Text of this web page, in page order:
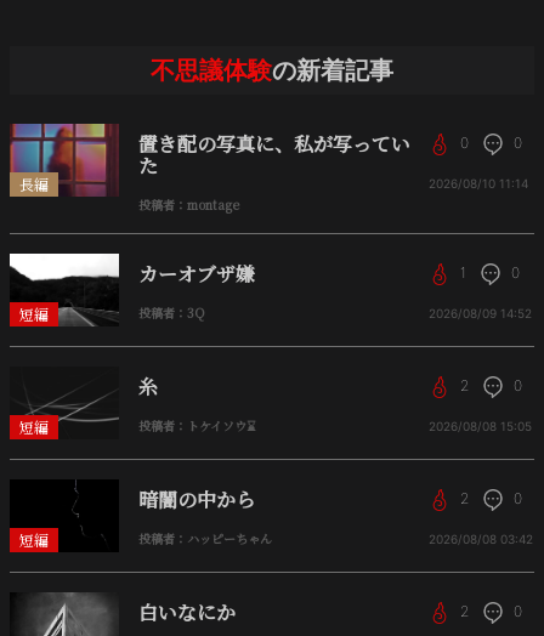
不思議体験の新着記事
長編
置き配の写真に、私が写ってい
た
投稿者：montage
0 0
2026/08/10 11:14
短編
カーオブザ嫌
投稿者：3Q
1 0
2026/08/09 14:52
短編
糸
投稿者：トケイソウ⌛
2 0
2026/08/08 15:05
短編
暗闇の中から
投稿者：ハッピーちゃん
2 0
2026/08/08 03:42
白いなにか 2 0